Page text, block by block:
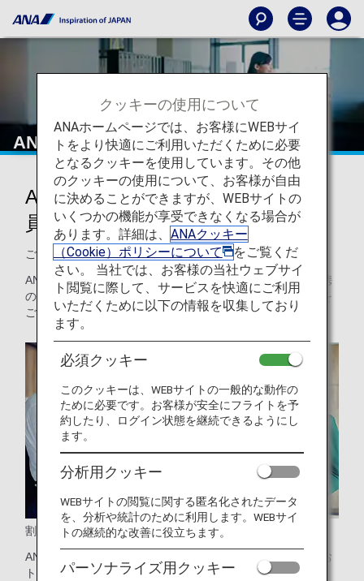
ANAマイレージクラブ会員特典
ANAマイレージクラブ（AMC）会
員特典
ご利用いただくと、どんどんおトクに！
ANAマイレージクラブ会員の皆様には、対象となるANA提携
のショップ、レストラン、スパなどでの特別な割引や特典を
ご用意しております。
割引サービスと特典
ANAマイレージクラブでは、ホテルやその他のサービスをお
トクにご利用いただけます。詳しい特典の内容はこちら
クッキーの使用について
ANAホームページでは、お客様にWEBサイ
トをより快適にご利用いただくために必要
となるクッキーを使用しています。その他
のクッキーの使用について、お客様が自由
に決めることができますが、WEBサイトの
いくつかの機能が享受できなくなる場合が
あります。詳細は、 ANAクッキー
（Cookie）ポリシーについて
をご覧くだ
さい。 当社では、お客様の当社ウェブサイ
ト閲覧に際して、サービスを快適にご利用
いただくために以下の情報を収集しており
ます。
必須クッキー
このクッキーは、WEBサイトの一般的な動作の
ために必要です。お客様が安全にフライトを予
約したり、ログイン状態を継続できるようにし
ます。
分析用クッキー
WEBサイトの閲覧に関する匿名化されたデータ
を、分析や統計のために利用します。WEBサイ
トの継続的な改善に役立ちます。
パーソナライズ用クッキー